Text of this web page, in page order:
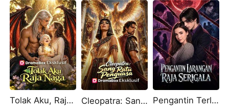
Tolak Aku, Raja Naga (Sulih Suara) Cleopatra: Sang Ratu Penguasa（Sulih Suara） Pengantin Terlarang Raja Serigala